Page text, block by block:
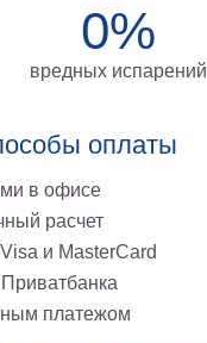
0%
вредных испарений
оплаты
в офисе
расчет
и MasterCard
Приватбанка
платежом